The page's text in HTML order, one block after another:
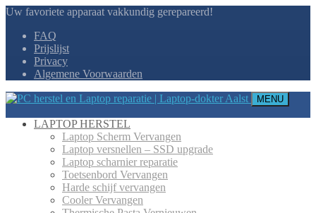
Uw favoriete apparaat vakkundig gerepareerd!
FAQ
Prijslijst
Privacy
Algemene Voorwaarden
MENU
LAPTOP HERSTEL
Laptop Scherm Vervangen
Laptop versnellen – SSD upgrade
Laptop scharnier reparatie
Toetsenbord Vervangen
Harde schijf vervangen
Cooler Vervangen